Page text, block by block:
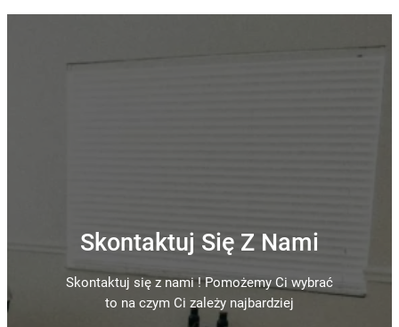
Skontaktuj Się Z Nami
Skontaktuj się z nami ! Pomożemy Ci wybrać
to na czym Ci zależy najbardziej